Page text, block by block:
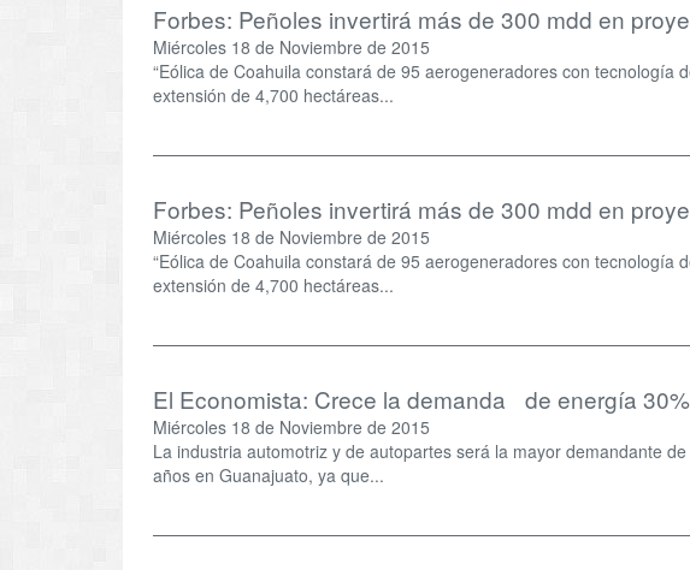
Forbes: Peñoles invertirá más de 300 mdd en
Miércoles 18 de Noviembre de 2015
“Eólica de Coahuila constará de 95 aerogeneradores con tecnología
extensión de 4,700 hectáreas...
Forbes: Peñoles invertirá más de 300 mdd en
Miércoles 18 de Noviembre de 2015
“Eólica de Coahuila constará de 95 aerogeneradores con tecnología
extensión de 4,700 hectáreas...
El Economista: Crece la demanda de energía
Miércoles 18 de Noviembre de 2015
La industria automotriz y de autopartes será la mayor demandante
años en Guanajuato, ya que...